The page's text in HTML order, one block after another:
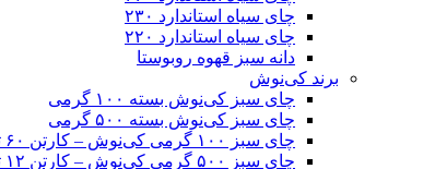
چای سیاه استاندارد ۲۳۰
چای سیاه استاندارد ۲۲۰
دانه سبز قهوه روبوستا
برند کی‌نوش
چای سبز کی‌نوش بسته ۱۰۰ گرمی
چای سبز کی‌نوش بسته ۵۰۰ گرمی
چای سبز ۱۰۰ گرمی کی‌نوش – کارتن ۶۰ تایی
چای سبز ۵۰۰ گرمی کی‌نوش – کارتن ۱۲ تایی